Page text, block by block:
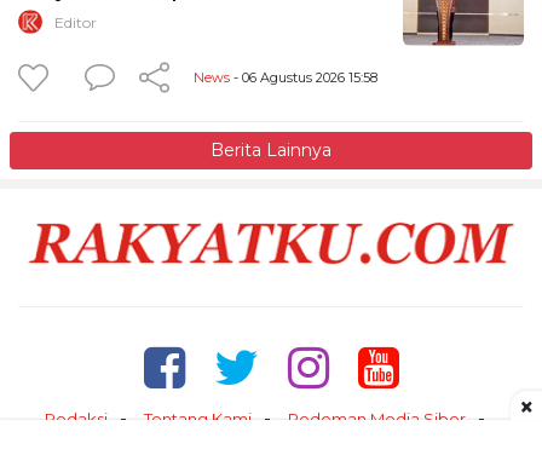
Editor
News - 06 Agustus 2026 15:58
Berita Lainnya
Redaksi Tentang Kami
Pedoman Media Siber
×